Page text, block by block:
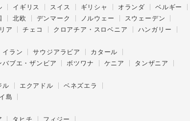
イギリス スイス ギリシャ オランダ
ベルギー
北欧 デンマーク ノルウェー
スウェーデン
ア チェコ クロアチア・スロベニア
ハンガリー
イラン サウジアラビア
カタール
バブエ・ザンビア ボツワナ ケニア
タンザニア
ル エクアドル
ベネズエラ
島
タヒチ フィジー